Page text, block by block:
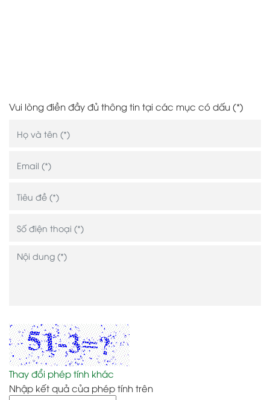
Vui lòng điền đầy đủ thông tin tại các mục có dấu (*)
Thay đổi phép tính khác
Nhập kết quả của phép tính trên